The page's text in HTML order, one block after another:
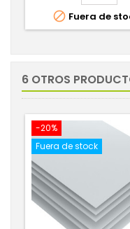
 Fuera de
6 OTROS
-20%
Fuera de stock